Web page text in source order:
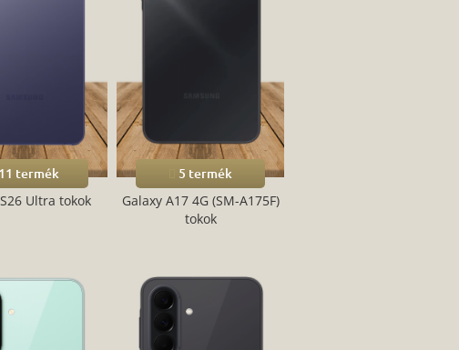
11 termék
Ultra tokok
5 termék
Galaxy A17 4G (SM-A175F)
tokok